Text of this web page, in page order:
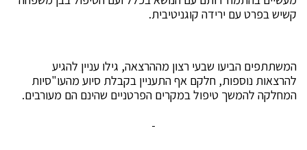
קשיש בפרט עם ירידה קוגניטיבית.
המשתתפים הביעו שבעי רצון מההרצאה, גילו עניין להגיע
להרצאות נוספות, חלקם אף התעניין בקבלת סיוע מהעו"סיות
המחלקה להמשך טיפול במקרים הפרטניים שהינם הם מעורבים.